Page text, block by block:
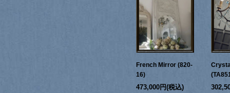
French Mirror (820-
16)
473,000円(税込)